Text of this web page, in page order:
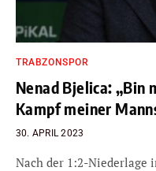
TRABZONSPOR
Nenad Bjelica: „Bin
Kampf meiner
30. APRIL 2023
Nach der 1:2-Niederlage